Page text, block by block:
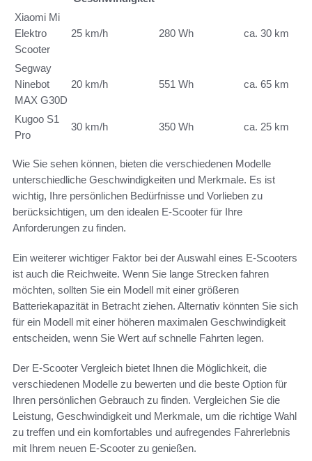
Xiaomi Mi
Elektro
Scooter
25 km/h 280 Wh ca. 30 km
Segway
Ninebot
MAX G30D
20 km/h 551 Wh ca. 65 km
Kugoo S1
Pro
30 km/h 350 Wh ca. 25 km
Wie Sie sehen können, bieten die verschiedenen Modelle
unterschiedliche Geschwindigkeiten und Merkmale. Es ist
wichtig, Ihre persönlichen Bedürfnisse und Vorlieben zu
berücksichtigen, um den idealen E-Scooter für Ihre
Anforderungen zu finden.
Ein weiterer wichtiger Faktor bei der Auswahl eines E-Scooters
ist auch die Reichweite. Wenn Sie lange Strecken fahren
möchten, sollten Sie ein Modell mit einer größeren
Batteriekapazität in Betracht ziehen. Alternativ könnten Sie sich
für ein Modell mit einer höheren maximalen Geschwindigkeit
entscheiden, wenn Sie Wert auf schnelle Fahrten legen.
Der E-Scooter Vergleich bietet Ihnen die Möglichkeit, die
verschiedenen Modelle zu bewerten und die beste Option für
Ihren persönlichen Gebrauch zu finden. Vergleichen Sie die
Leistung, Geschwindigkeit und Merkmale, um die richtige Wahl
zu treffen und ein komfortables und aufregendes Fahrerlebnis
mit Ihrem neuen E-Scooter zu genießen.